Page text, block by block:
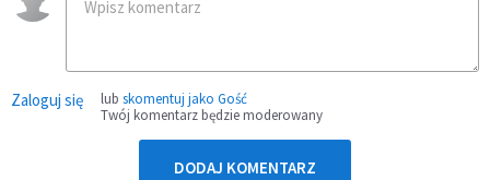
Zaloguj się lub skomentuj jako Gość
Twój komentarz będzie moderowany
DODAJ KOMENTARZ